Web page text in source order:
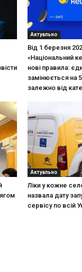
Актуально
Від 1 березня
«Національний
нові правила:
замінюється на
залежно від
Актуально
Ліки у кожне
назвала дату
сервісу по всій